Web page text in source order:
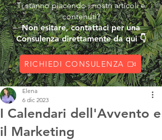
Ti stanno piacendo i nostri articoli e
contenuti?
Non esitare, contattaci per una
Consulenza direttamente da qui 👇
RICHIEDI CONSULENZA
I Calendari dell'Avvento e
il Marketing
Elena
6 dic 2023